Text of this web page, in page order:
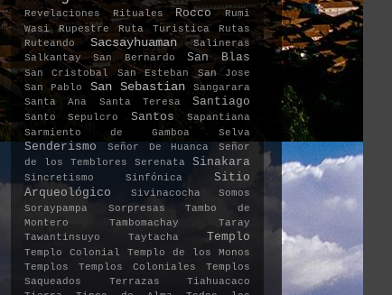
Revelaciones Rituales Rocco
Rumi
Wasi
Rupestre Ruta Turistica
Rutas
Ruteando
Sacsayhuaman
Salineras
Salkantay
San Bernardo San Blas
San Cristobal San Esteban
San Jose
San Pablo
San Sebastian
Sangarara
Santa Ana
Santa Teresa Santiago
Santo Sepulcro Santos
Sapantiana
Sarmiento de Gamboa
Selva
Senderismo Señor De Huanca
Señor
de los Temblores
Serenata Sinakara
Sincretismo Sinfónica
Sitio
Arqueológico
Sivinacocha
Somos
Soraypampa
Sorpresas
Tambo de
Montero
Tambomachay
Taray
Tawantinsuyo
Taytacha Templo
Templo Colonial
Templo de los Monos
Templos
Templos Coloniales
Templos
Saqueados
Terrazas
Tiahuacaco